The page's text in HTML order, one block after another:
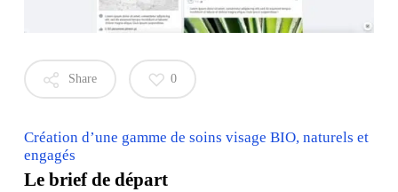
Share 0
Création d’une gamme de soins visage BIO, naturels et
engagés
Le brief de départ